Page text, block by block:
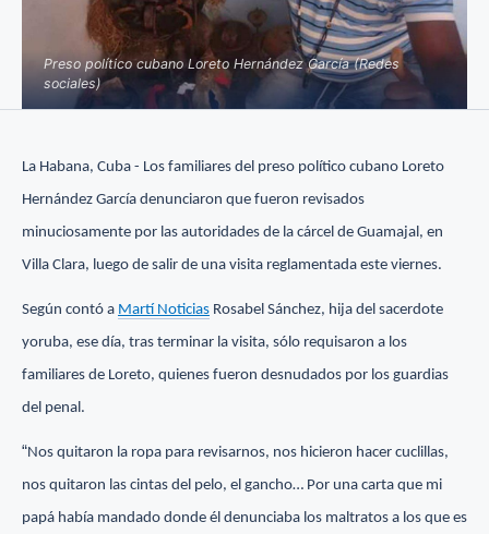
Preso político cubano Loreto Hernández García (Redes
sociales)
La Habana, Cuba - Los familiares del preso político cubano Loreto
Hernández García denunciaron que fueron revisados
minuciosamente por las autoridades de la cárcel de Guamajal, en
Villa Clara, luego de salir de una visita reglamentada este viernes.
Según contó a Martí Noticias Rosabel Sánchez, hija del sacerdote
yoruba, ese día, tras terminar la visita, sólo requisaron a los
familiares de Loreto, quienes fueron desnudados por los guardias
del penal.
“Nos quitaron la ropa para revisarnos, nos hicieron hacer cuclillas,
nos quitaron las cintas del pelo, el gancho… Por una carta que mi
papá había mandado donde él denunciaba los maltratos a los que es